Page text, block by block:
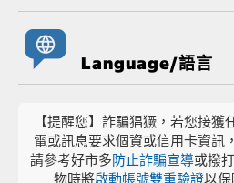
Language/語言
【提醒您】詐騙猖獗，若您接
電或訊息要求個資或信用卡資訊
請參考好市多防止詐騙宣導或撥
物時將啟動帳號雙重驗證以保